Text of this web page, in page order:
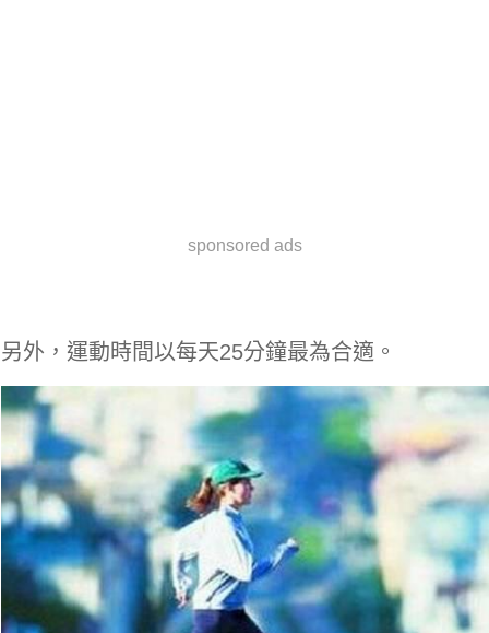
sponsored ads
另外，運動時間以每天25分鐘最為合適。